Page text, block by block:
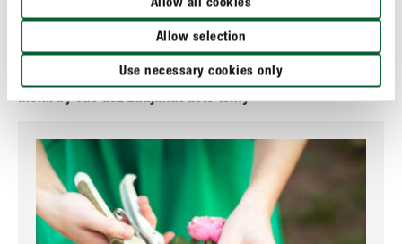
Allow all cookies
Allow selection
Use necessary cookies only
otvormi, zviazaná slama a pod.
Mohli by vás tiež zaujímať tieto témy